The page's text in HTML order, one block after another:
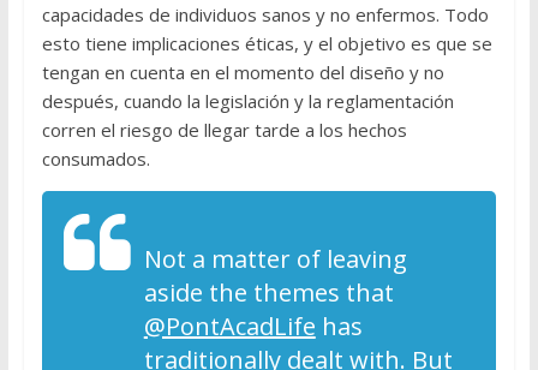
capacidades de individuos sanos y no enfermos. Todo
esto tiene implicaciones éticas, y el objetivo es que se
tengan en cuenta en el momento del diseño y no
después, cuando la legislación y la reglamentación
corren el riesgo de llegar tarde a los hechos
consumados.
Not a matter of leaving
aside the themes that
@PontAcadLife has
traditionally dealt with. But